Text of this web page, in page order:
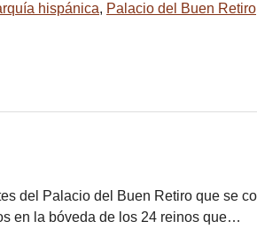
hispánica, Palacio del Buen Retiro
del Palacio del Buen Retiro que se
en la bóveda de los 24 reinos que…